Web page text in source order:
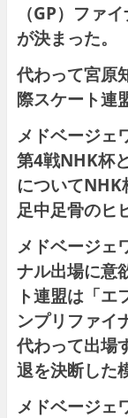
（GP）ファ
が決まった。
代わって宮原
際スケート連
メドベージェ
第4戦NHK杯
についてNHK
足中足骨のヒ
メドベージェ
ナル出場に意
ト連盟は「エ
ンプリファイ
代わって出場
退を決断した
メドベージェ